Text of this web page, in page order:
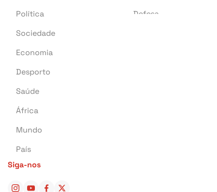
Política
Sociedade
Economia
Desporto
Saúde
África
Mundo
País
Defesa
Siga-nos